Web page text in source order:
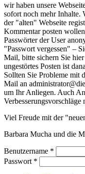
wir haben unsere
sofort noch mehr Inhalte.
der "alten" Webseite
Kommentar posten
Passwörter der User
"Passwort vergessen" –
Mail, bitte sichern Sie
ungestörtes Posten ist
Sollten Sie Probleme mit
Mail an
um Ihr Anliegen. Auch
Verbesserungsvorschläge
Viel Freude mit der
Barbara Mucha und die
Benutzername *
Passwort *